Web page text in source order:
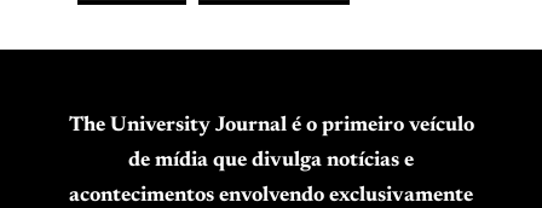
The University Journal é o primeiro veículo
de mídia que divulga notícias e
acontecimentos envolvendo exclusivamente